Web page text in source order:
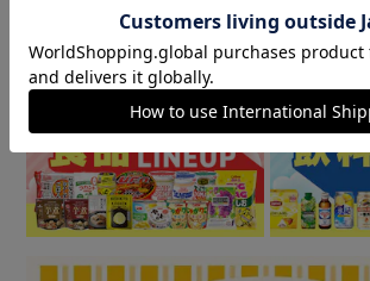
商品情報
▼ 食品・飲料おすすめ ▼